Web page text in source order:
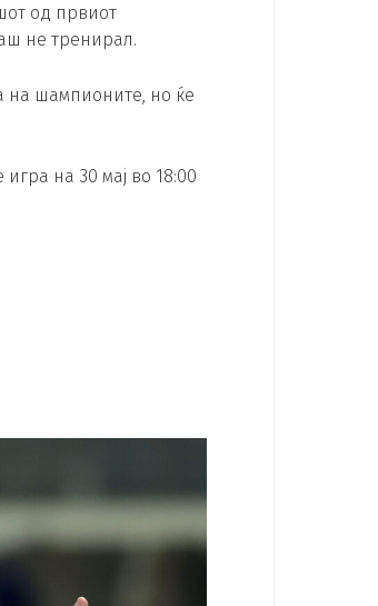
од првиот
не тренирал.
на шампионите, но ќе
на 30 мај во 18:00